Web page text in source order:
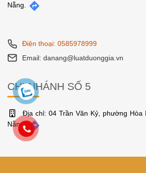
Nẵng.
Điện thoại: 0585978999
Email: danang@luatduonggia.vn
CHI NHÁNH SỐ 5
Địa chỉ: 04 Trần Văn Kỷ, phường Hòa
Nẵng.